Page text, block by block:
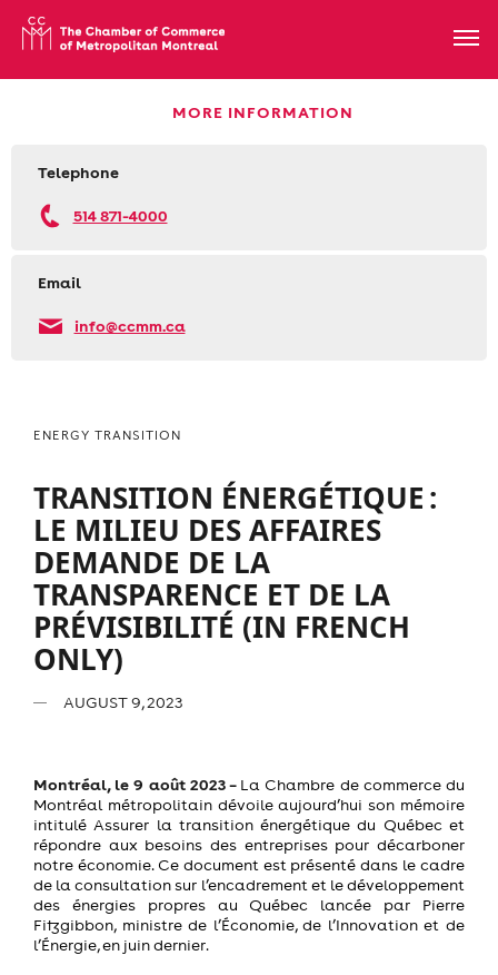
MORE INFORMATION
Telephone
514 871-4000
Email
info@ccmm.ca
ENERGY TRANSITION
TRANSITION ÉNERGÉTIQUE :
LE MILIEU DES AFFAIRES
DEMANDE DE LA
TRANSPARENCE ET DE LA
PRÉVISIBILITÉ (IN FRENCH
ONLY)
AUGUST 9, 2023
Montréal, le 9 août 2023– La Chambre de commerce du
Montréal métropolitain dévoile aujourd’hui son mémoire
intituléAssurer la transition énergétique du Québec et
répondre aux besoins des entreprises pour décarboner
notre économie. Ce documentest présenté dans le cadre
de la consultation sur l’encadrement et le développement
des énergies propres au Québec lancée par Pierre
Fitzgibbon, ministre de l’Économie, de l’Innovation et de
l’Énergie,en juin dernier.